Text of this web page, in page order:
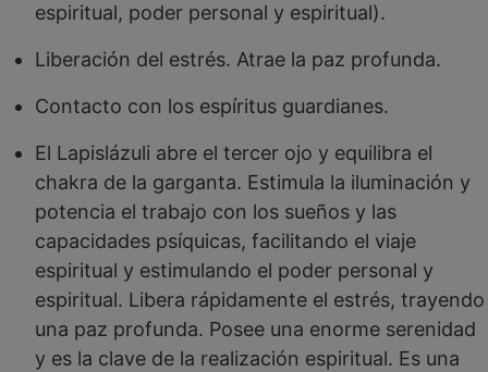
espiritual, poder personal y espiritual).
Liberación del estrés. Atrae la paz profunda.
Contacto con los espíritus guardianes.
El Lapislázuli abre el tercer ojo y equilibra el
chakra de la garganta. Estimula la iluminación y
potencia el trabajo con los sueños y las
capacidades psíquicas, facilitando el viaje
espiritual y estimulando el poder personal y
espiritual. Libera rápidamente el estrés, trayendo
una paz profunda. Posee una enorme serenidad
y es la clave de la realización espiritual. Es una